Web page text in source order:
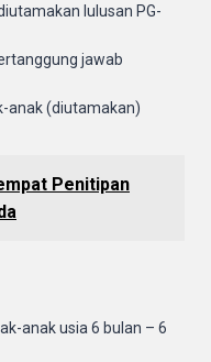
lulusan PG-
jawab
anak (diutamakan)
Penitipan
anak usia 6 bulan – 6